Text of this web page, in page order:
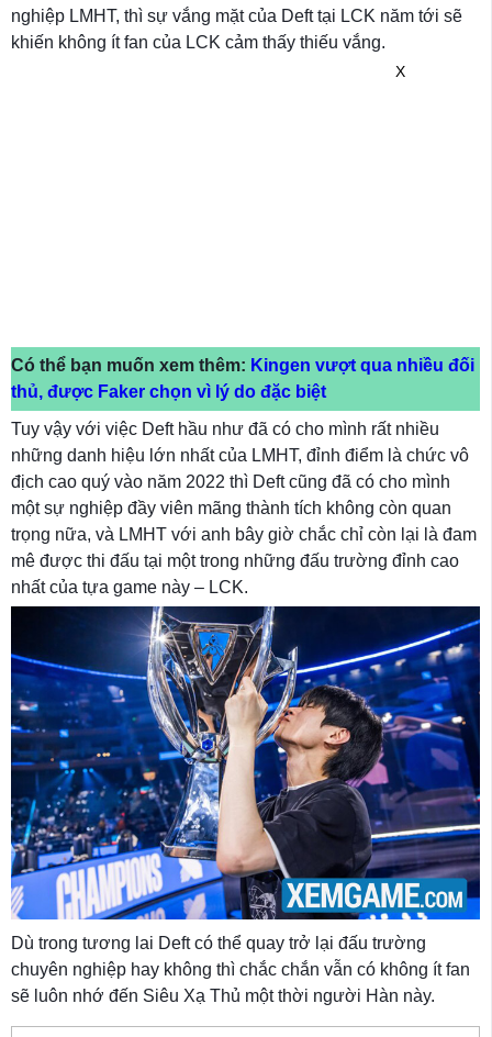
nghiệp LMHT, thì sự vắng mặt của Deft tại LCK năm tới sẽ
khiến không ít fan của LCK cảm thấy thiếu vắng.
X
Có thể bạn muốn xem thêm: Kingen vượt qua nhiều đối
thủ, được Faker chọn vì lý do đặc biệt
Tuy vậy với việc Deft hầu như đã có cho mình rất nhiều
những danh hiệu lớn nhất của LMHT, đỉnh điểm là chức vô
địch cao quý vào năm 2022 thì Deft cũng đã có cho mình
một sự nghiệp đầy viên mãng thành tích không còn quan
trọng nữa, và LMHT với anh bây giờ chắc chỉ còn lại là đam
mê được thi đấu tại một trong những đấu trường đỉnh cao
nhất của tựa game này – LCK.
Dù trong tương lai Deft có thể quay trở lại đấu trường
chuyên nghiệp hay không thì chắc chắn vẫn có không ít fan
sẽ luôn nhớ đến Siêu Xạ Thủ một thời người Hàn này.